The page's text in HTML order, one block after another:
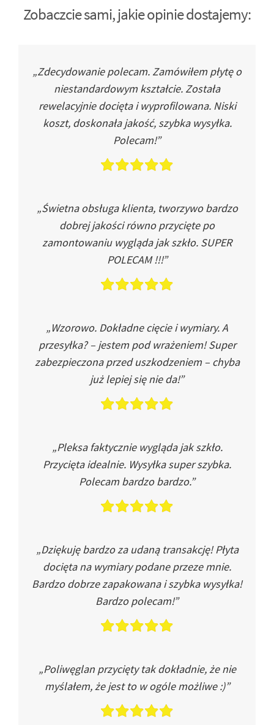
Zobaczcie sami, jakie opinie dostajemy:
„Zdecydowanie polecam. Zamówiłem płytę o
niestandardowym kształcie. Została
rewelacyjnie docięta i wyprofilowana. Niski
koszt, doskonała jakość, szybka wysyłka.
Polecam!”
„Świetna obsługa klienta, tworzywo bardzo
dobrej jakości równo przycięte po
zamontowaniu wygląda jak szkło. SUPER
POLECAM !!!”
„Wzorowo. Dokładne cięcie i wymiary. A
przesyłka? – jestem pod wrażeniem! Super
zabezpieczona przed uszkodzeniem – chyba
już lepiej się nie da!”
„Pleksa faktycznie wygląda jak szkło.
Przycięta idealnie. Wysyłka super szybka.
Polecam bardzo bardzo.”
„Dziękuję bardzo za udaną transakcję! Płyta
docięta na wymiary podane przeze mnie.
Bardzo dobrze zapakowana i szybka wysyłka!
Bardzo polecam!”
„Poliwęglan przycięty tak dokładnie, że nie
myślałem, że jest to w ogóle możliwe :)”